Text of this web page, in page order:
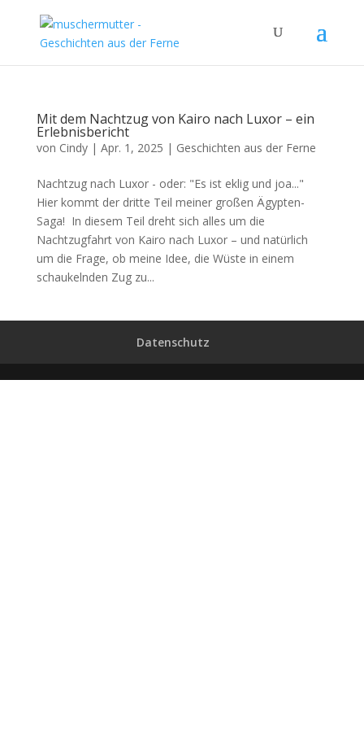
Mit dem Nachtzug von Kairo nach Luxor – ein
Erlebnisbericht
von Cindy| Apr. 1, 2025 | Geschichten aus der Ferne
Nachtzug nach Luxor - oder: "Es ist eklig und joa..."
Hier kommt der dritte Teil meiner großen Ägypten-
Saga! In diesem Teil dreht sich alles um die
Nachtzugfahrt von Kairo nach Luxor – und natürlich
um die Frage, ob meine Idee, die Wüste in einem
schaukelnden Zug zu...
Datenschutz